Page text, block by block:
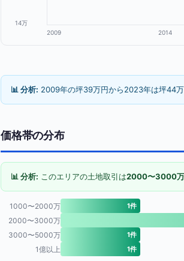
14万
2009
2014
📊 分析: 2009年の坪39万円から2023年は坪44
価格帯の分布
📊 分析: このエリアの土地取引は2000〜3000万
1000〜2000万 1件
2000〜3000万
3000〜5000万 1件
1億以上 1件